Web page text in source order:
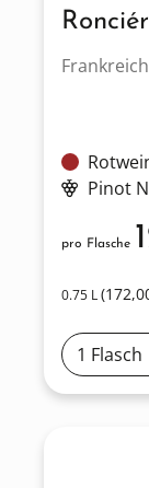
Frankreich
Pinot
0.75 L
pro Flasche